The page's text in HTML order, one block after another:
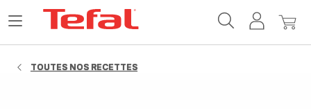
MonMon
Ouvrir
TOUTES NOS RECETTES